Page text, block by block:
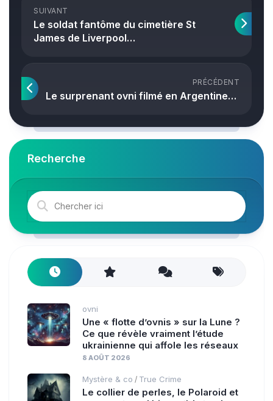
SUIVANT
Le soldat fantôme du cimetière St
James de Liverpool…
PRÉCÉDENT
Le surprenant ovni filmé en Argentine…
Recherche
ovni
Une « flotte d’ovnis » sur la Lune ?
Ce que révèle vraiment l’étude
ukrainienne qui affole les réseaux
8 AOÛT 2026
Mystère & co / True Crime
Le collier de perles, le Polaroid et